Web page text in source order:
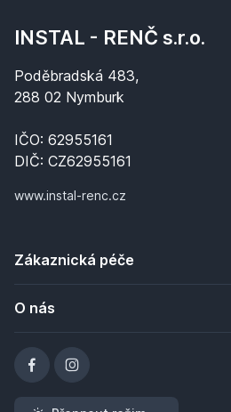
INSTAL - RENČ s.r.o.
Poděbradská 483,
288 02 Nymburk
IČO: 62955161
DIČ: CZ62955161
www.instal-renc.cz
Zákaznická péče
O nás